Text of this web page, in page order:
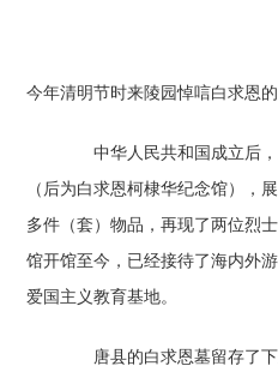
今年清明节时来陵园悼唁白求恩
中华人民共和国成立后，
（后为白求恩柯棣华纪念馆），
多件（套）物品，再现了两位烈
馆开馆至今，已经接待了海内外
爱国主义教育基地。
唐县的白求恩墓留存了下